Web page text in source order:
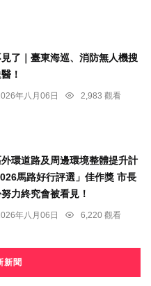
了｜臺東海巡、消防無人機搜
！
年八月06日
2,983 觀看
環道路及周邊環境整體提升計
馬路好行評選」佳作獎 市長
力終究會被看見！
年八月06日
6,220 觀看
新聞